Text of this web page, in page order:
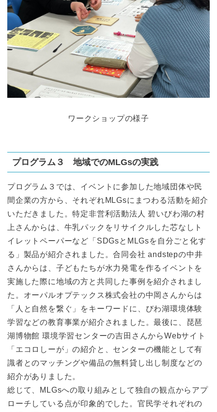
ワークショップの様子
プログラム３ 地域でのMLGsの実践
プログラム３では、イベントに参加した地域団体や民
間企業の方から、それぞれMLGsにまつわる活動を紹介
いただきました。特定非営利活動法人 碧いびわ湖の村
上さんからは、牛乳パックをリサイクルした芯なしト
イレットペーパーなど「SDGsとMLGsを自分ごと化す
る」製品が紹介されました。合同会社 andstepの中井
さんからは、子どもたちが水力発電を作るイベントを
実施した際に地域の方と共同した事例を紹介されまし
た。オーパルオプテックス株式会社の中岡さんからは
「人と自然を繋ぐ」をキーワードに、びわ湖環境体験
学習などの教育事業が紹介されました。最後に、琵琶
湖博物館 環境学習センターの吉田さんからWebサイト
「エコロしーが」の紹介と、センターの機能として有
識者とのマッチングや備品の無料貸し出し制度などの
紹介がありました。
総じて、MLGsへの取り組みとして独自の観点からアプ
ローチしている点が印象的でした。官民学それぞれの